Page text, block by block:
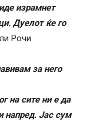
израмнет
Дуелот ќе го
Рочи
за него
на сите ни е да
напред. Јас сум